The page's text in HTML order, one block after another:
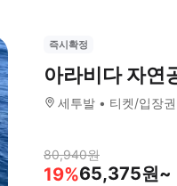
즉시확정
아라비다 자연
세투발 티켓/입장권
80,940원
19%65,375원~